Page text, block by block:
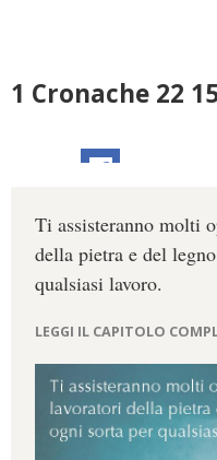
1 Cronache 22
Ti assisteranno molti
della pietra e del
qualsiasi lavoro.
LEGGI IL CAPITOLO